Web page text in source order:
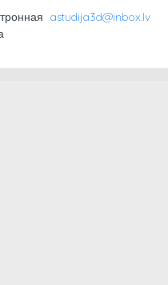
astudija3d@inbox.lv